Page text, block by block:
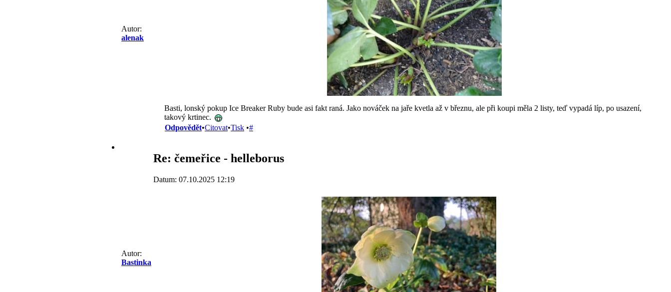
Autor:
alenak
Basti, lonský pokup Ice Breaker Ruby bude asi fakt raná. Jako nováček na jaře kvetla až v březnu, ale při koupi měla 2 listy, teď vypadá líp, po usazení,
takový krtinec.
Odpovědět•Citovat•Tisk •#
Autor:
Bastinka
Re: čemeřice - helleborus
Datum: 07.10.2025 12:19